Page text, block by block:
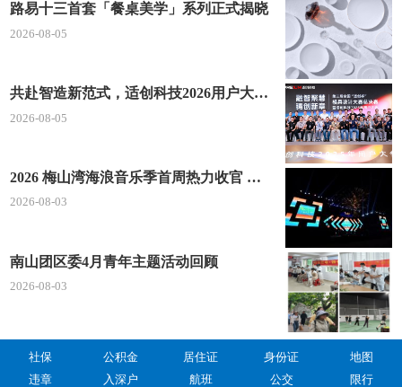
路易十三首套「餐桌美学」系列正式揭晓
2026-08-05
共赴智造新范式，适创科技2026用户大会将于深圳启幕
2026-08-05
2026 梅山湾海浪音乐季首周热力收官 文体旅深度融合点燃滨海夏日经济
2026-08-03
南山团区委4月青年主题活动回顾
2026-08-03
社保 公积金 居住证 身份证
地图
违章
入深户 航班 公交 限行